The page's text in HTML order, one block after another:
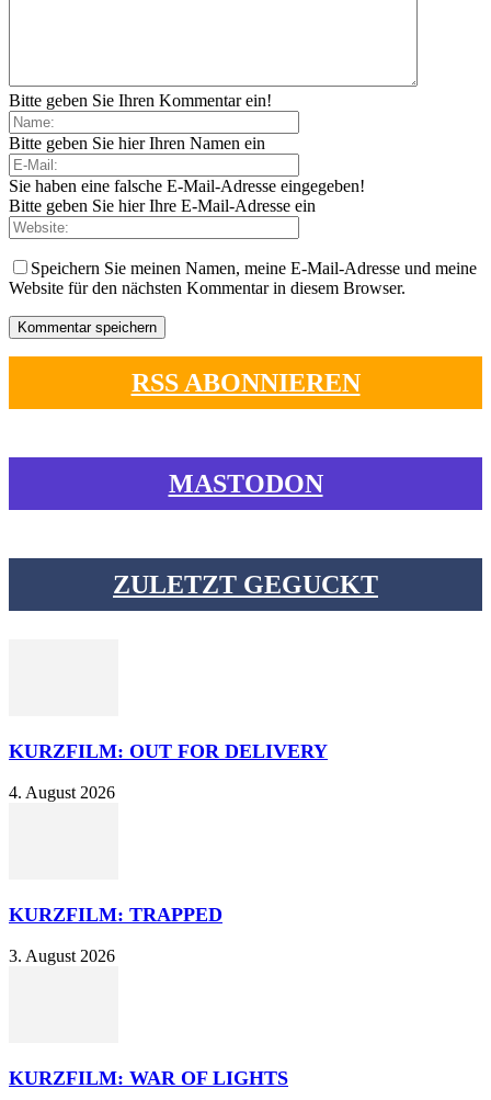
Bitte geben Sie Ihren Kommentar ein!
Bitte geben Sie hier Ihren Namen ein
Sie haben eine falsche E-Mail-Adresse eingegeben!
Bitte geben Sie hier Ihre E-Mail-Adresse ein
Speichern Sie meinen Namen, meine E-Mail-Adresse und meine
Website für den nächsten Kommentar in diesem Browser.
RSS ABONNIEREN
MASTODON
ZULETZT GEGUCKT
KURZFILM: OUT FOR DELIVERY
4. August 2026
KURZFILM: TRAPPED
3. August 2026
KURZFILM: WAR OF LIGHTS